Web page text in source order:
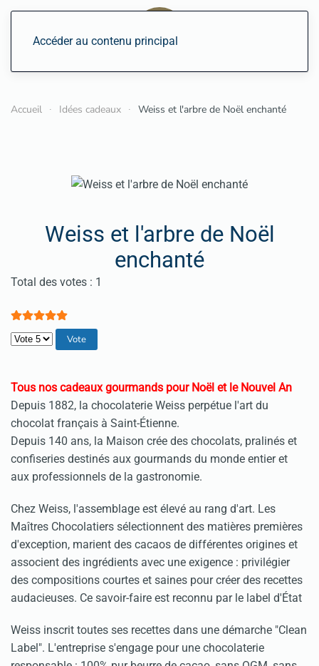
Accéder au contenu principal
Accueil Idées cadeaux Weiss et l'arbre de Noël enchanté
Weiss et l'arbre de Noël
enchanté
Vote utilisateur:5/
Total des votes : 1
Veuillez voter
Tous nos cadeaux gourmands pour Noël et le Nouvel An
Depuis 1882, la chocolaterie Weiss perpétue l'art du
chocolat français à Saint-Étienne.
Depuis 140 ans, la Maison crée des chocolats, pralinés et
confiseries destinés aux gourmands du monde entier et
aux professionnels de la gastronomie.
Chez Weiss, l'assemblage est élevé au rang d'art. Les
Maîtres Chocolatiers sélectionnent des matières premières
d'exception, marient des cacaos de différentes origines et
associent des ingrédients avec une exigence : privilégier
des compositions courtes et saines pour créer des recettes
audacieuses. Ce savoir-faire est reconnu par le label d'État
Weiss inscrit toutes ses recettes dans une démarche "Clean
Label". L'entreprise s'engage pour une chocolaterie